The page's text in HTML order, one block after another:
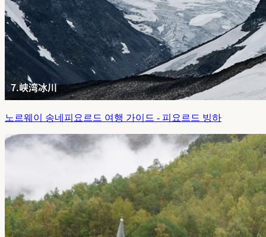
노르웨이 송네피요르드 여행 가이드 - 피요르드 빙하